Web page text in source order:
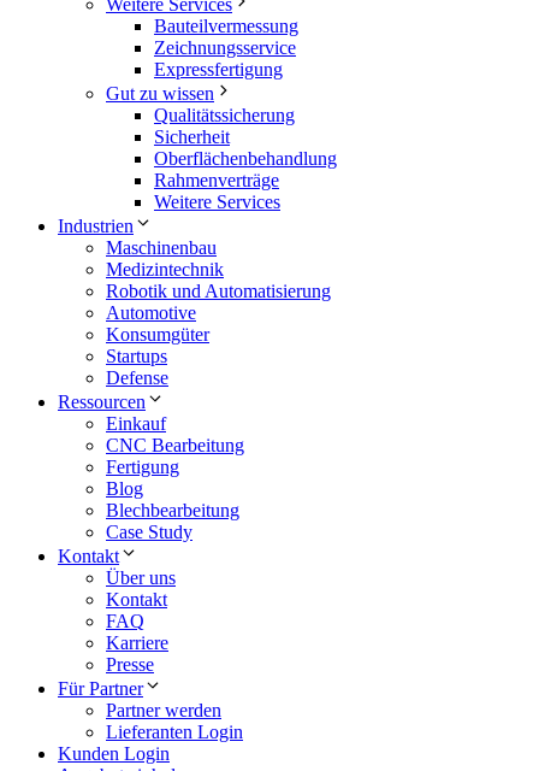
Bauteilvermessung
Zeichnungsservice
Expressfertigung
Gut zu wissen
Qualitätssicherung
Sicherheit
Oberflächenbehandlung
Rahmenverträge
Weitere Services
Industrien
Maschinenbau
Medizintechnik
Robotik und Automatisierung
Automotive
Konsumgüter
Startups
Defense
Ressourcen
Einkauf
CNC Bearbeitung
Fertigung
Blog
Blechbearbeitung
Case Study
Kontakt
Über uns
Kontakt
FAQ
Karriere
Presse
Für Partner
Partner werden
Lieferanten Login
Kunden Login